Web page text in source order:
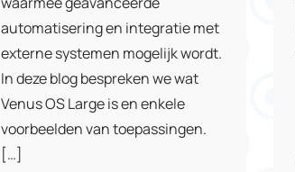
automatisering en integratie met
externe systemen mogelijk wordt.
In deze blog bespreken we wat
Venus OS Large is en enkele
voorbeelden van toepassingen.
[…]